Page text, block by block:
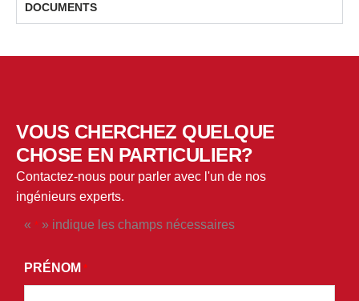
DOCUMENTS
VOUS CHERCHEZ QUELQUE
CHOSE EN PARTICULIER?
Contactez-nous pour parler avec l'un de nos
ingénieurs experts.
« * » indique les champs nécessaires
PRÉNOM *
EN
SOUMETTANT
*